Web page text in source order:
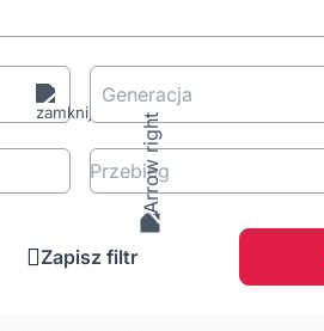
Generacja
Przebieg
Zapisz filtr